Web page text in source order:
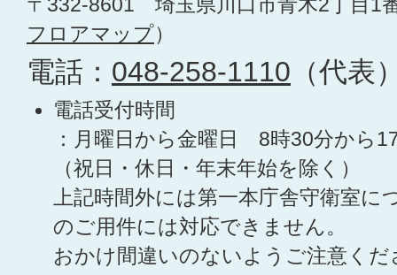
〒332-8601 埼玉県川口市青木2丁目1
フロアマップ）
電話： 048-258-1110 （代表
電話受付時間
：月曜日から金曜日 8時30分から
（祝日・休日・年末年始を除く）
上記時間外には第一本庁舎守衛室に
のご用件には対応できません。
おかけ間違いのないようご注意くだ